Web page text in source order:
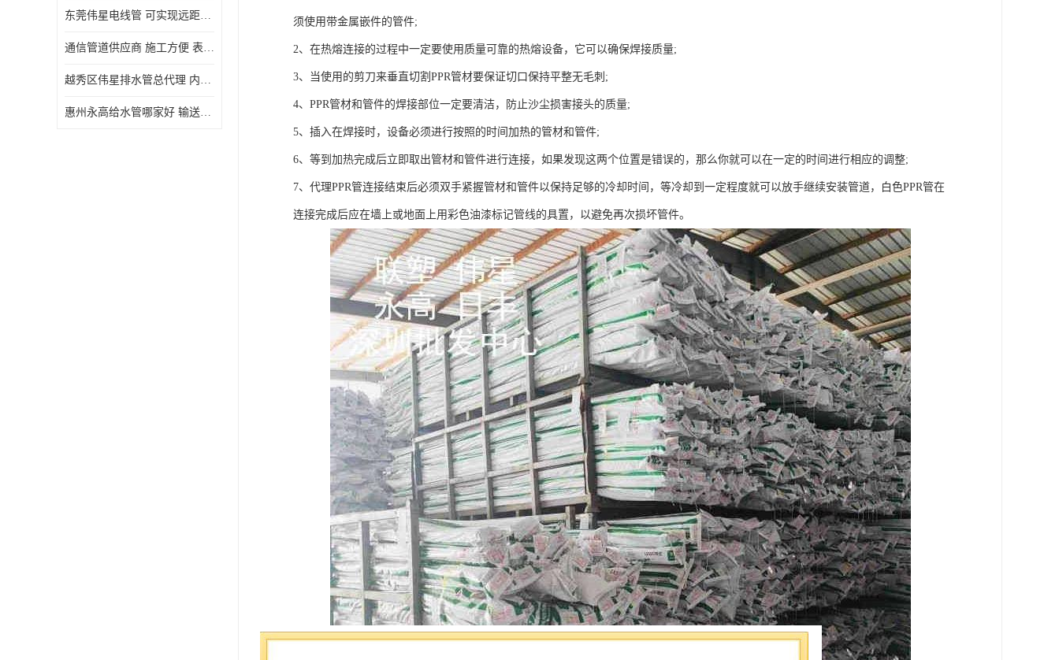
东莞伟星电线管 可实现远距离通信 频率稳定性好
通信管道供应商 施工方便 表面电阻系数大
越秀区伟星排水管总代理 内部表面光滑 大功率 效率高
惠州永高给水管哪家好 输送能力强 方便施工和运输
须使用带金属嵌件的管件;
2、在热熔连接的过程中一定要使用质量可靠的热熔设备，它可以确保焊接质量;
3、当使用的剪刀来垂直切割PPR管材要保证切口保持平整无毛刺;
4、PPR管材和管件的焊接部位一定要清洁，防止沙尘损害接头的质量;
5、插入在焊接时，设备必须进行按照的时间加热的管材和管件;
6、等到加热完成后立即取出管材和管件进行连接，如果发现这两个位置是错误的，那么你就可以在一定的时间进行相应的调整;
7、代理PPR管连接结束后必须双手紧握管材和管件以保持足够的冷却时间，等冷却到一定程度就可以放手继续安装管道，白色PPR管在
连接完成后应在墙上或地面上用彩色油漆标记管线的具置，以避免再次损坏管件。